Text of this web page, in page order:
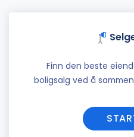
Finn den beste
boligsalg ved å